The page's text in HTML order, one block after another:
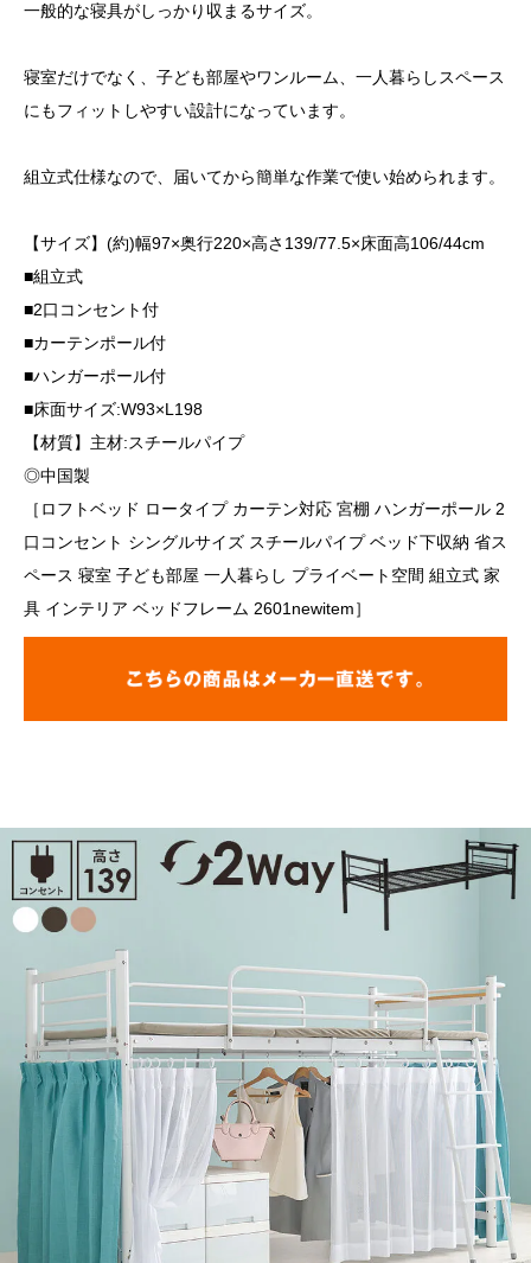
一般的な寝具がしっかり収まるサイズ。
寝室だけでなく、子ども部屋やワンルーム、一人暮らしスペース
にもフィットしやすい設計になっています。
組立式仕様なので、届いてから簡単な作業で使い始められます。
【サイズ】(約)幅97×奥行220×高さ139/77.5×床面高106/44cm
■組立式
■2口コンセント付
■カーテンポール付
■ハンガーポール付
■床面サイズ:W93×L198
【材質】主材:スチールパイプ
◎中国製
［ロフトベッド ロータイプ カーテン対応 宮棚 ハンガーポール 2
口コンセント シングルサイズ スチールパイプ ベッド下収納 省ス
ペース 寝室 子ども部屋 一人暮らし プライベート空間 組立式 家
具 インテリア ベッドフレーム 2601newitem］